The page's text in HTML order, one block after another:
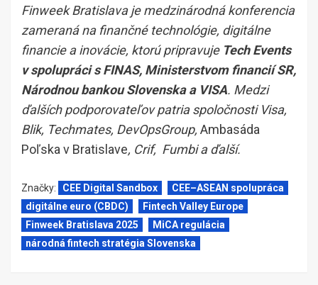
Finweek Bratislava je medzinárodná konferencia
zameraná na finančné technológie, digitálne
financie a inovácie, ktorú pripravuje Tech Events
v spolupráci s FINAS, Ministerstvom financií SR,
Národnou bankou Slovenska a VISA. Medzi
ďalších podporovateľov patria spoločnosti Visa,
Blik, Techmates, DevOpsGroup, Ambasáda
Poľska v Bratislave, Crif, Fumbi a ďalší.
Značky: CEE Digital Sandbox
CEE–ASEAN spolupráca
digitálne euro (CBDC)
Fintech Valley Europe
Finweek Bratislava 2025
MiCA regulácia
národná fintech stratégia Slovenska